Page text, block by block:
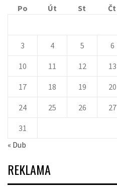
Po
Út St Čt
3 4 5 6
10 11 12 13
17 18 19 20
24 25 26 27
31
« Dub
REKLAMA